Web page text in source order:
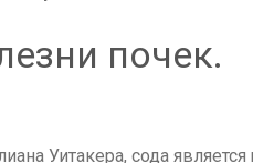
почек.
Уитакера, сода